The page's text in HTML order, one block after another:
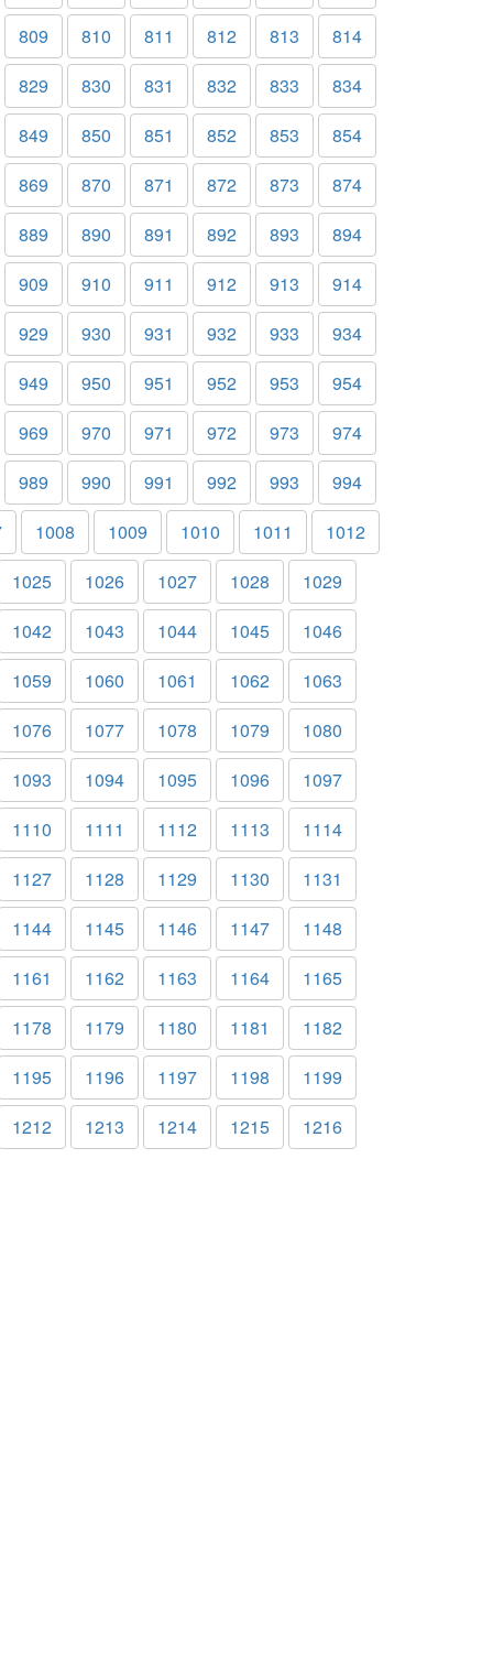
809
810 811 812 813
814
829
830 831 832 833
834
849
850 851 852 853
854
869
870 871 872 873
874
889
890 891 892 893
894
909
910 911 912 913
914
929
930 931 932 933
934
949
950 951 952 953
954
969
970 971 972 973
974
989
990 991 992 993
994
1008 1009 1010 1011
1012
1025
1026 1027 1028
1029
1042
1043 1044 1045
1046
1059
1060 1061 1062
1063
1076
1077 1078 1079
1080
1093
1094 1095 1096
1097
1110
1111 1112 1113
1114
1127
1128 1129 1130
1131
1144
1145 1146 1147
1148
1161
1162 1163 1164
1165
1178
1179 1180 1181
1182
1195
1196 1197 1198
1199
1212
1213 1214 1215 1216